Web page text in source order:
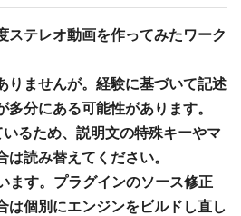
テレオ動画を作ってみたワーク
りませんが。経験に基づいて記述
多分にある可能性があります。
るため、説明文の特殊キーやマ
読み替えてください。
ます。プラグインのソース修正
は個別にエンジンをビルドし直し